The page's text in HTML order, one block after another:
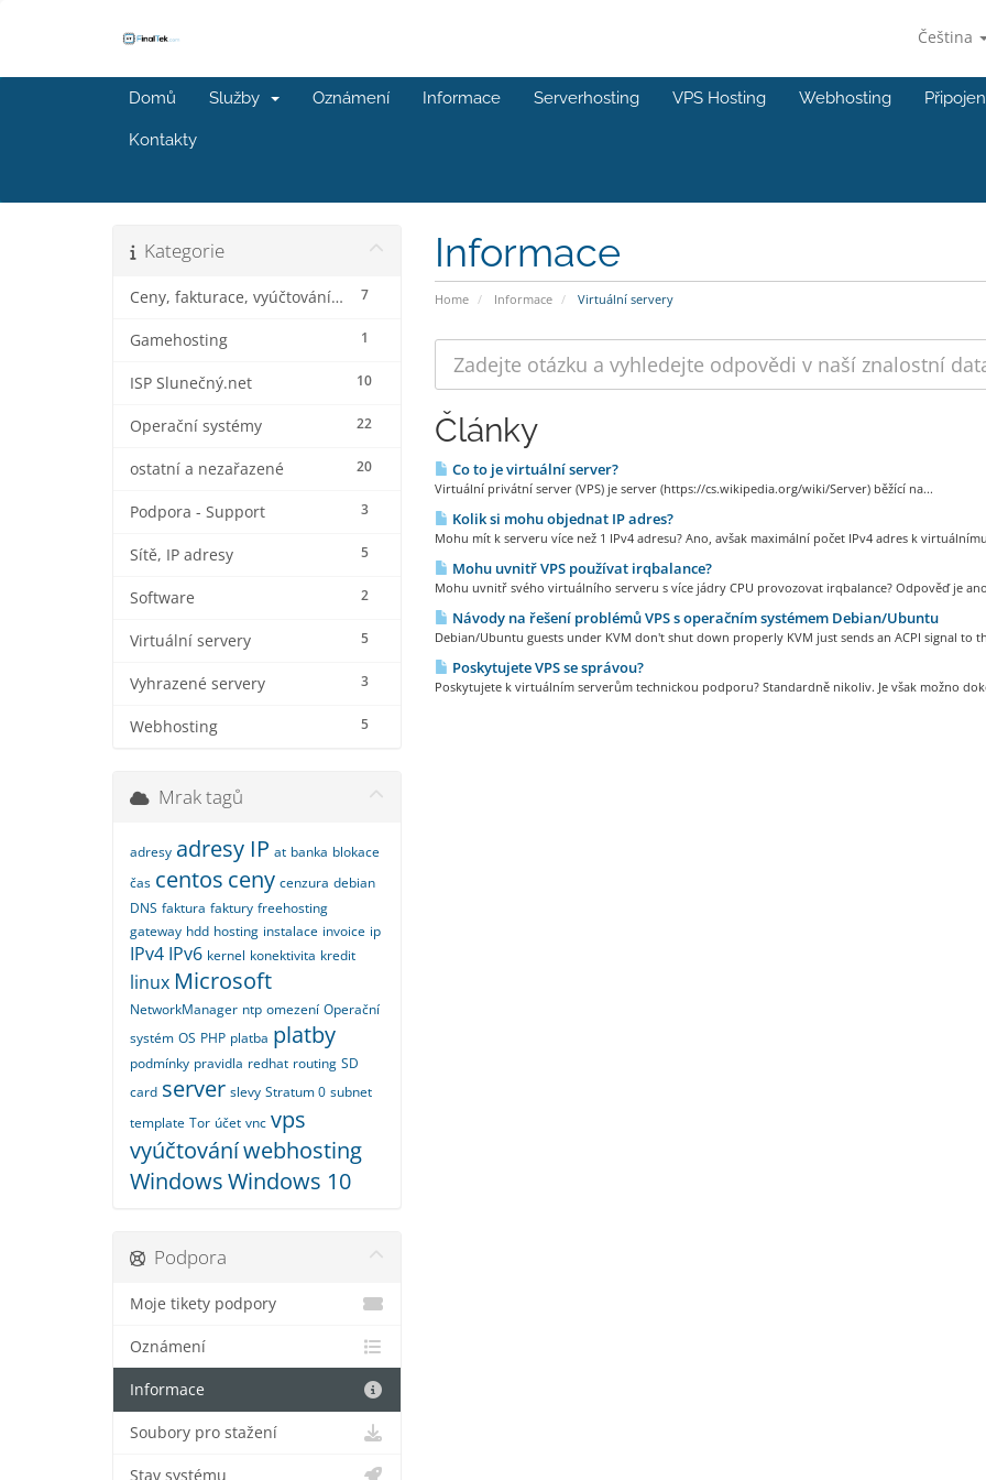
Čeština
Domů Služby Oznámení Informace Serverhosting VPS Hosting Webhosting
Kontakty
Informace
Home Informace Virtuální servery
Kategorie
7
Ceny, fakturace, vyúčtování a slevy
1
Gamehosting
10
ISP Slunečný.net
22
Operační systémy
20
ostatní a nezařazené
3
Podpora - Support
5
Sítě, IP adresy
2
Software
5
Virtuální servery
3
Vyhrazené servery
5
Webhosting
Články
Co to je virtuální server?
Virtuální privátní server (VPS) je server (https://cs.wikipedia.org/wiki/Server) běžící na...
Kolik si mohu objednat IP adres?
Mohu mít k serveru více než 1 IPv4 adresu? Ano, avšak maximální počet IPv4 adres k
Mohu uvnitř VPS používat irqbalance?
Mohu uvnitř svého virtuálního serveru s více jádry CPU provozovat irqbalance? Odpověď je
Návody na řešení problémů VPS s operačním systémem Debian/Ubuntu
Debian/Ubuntu guests under KVM don't shut down properly KVM just sends an ACPI signal to
Poskytujete VPS se správou?
Poskytujete k virtuálním serverům technickou podporu? Standardně nikoliv. Je však možno
Mrak tagů
adresy adresy IP at banka blokace
čas centos ceny cenzura debian
DNS faktura faktury freehosting
gateway hdd hosting instalace invoice ip
IPv4 IPv6 kernel konektivita kredit
linux Microsoft
NetworkManager ntp omezení Operační
systém OS PHP platba platby
podmínky pravidla redhat routing SD
card server slevy Stratum 0 subnet
template Tor účet vnc vps
vyúčtováníwebhosting
WindowsWindows 10
Podpora
Moje tikety podpory
Oznámení
Informace
Soubory pro stažení
Stav systému